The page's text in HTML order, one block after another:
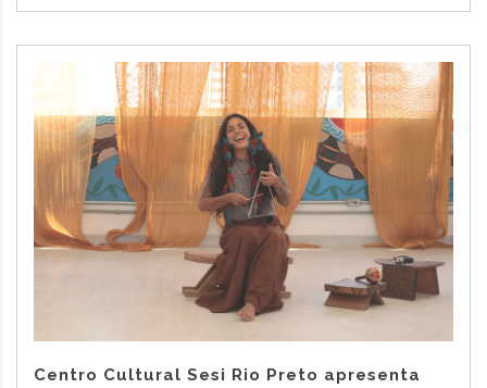
Centro Cultural Sesi Rio Preto apresenta